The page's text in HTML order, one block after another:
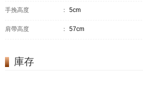
手挽高度 ： 5cm
肩帶高度 ： 57cm
庫存